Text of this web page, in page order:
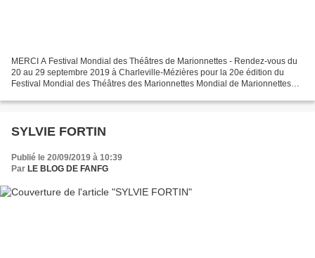
MERCI A Festival Mondial des Théâtres de Marionnettes - Rendez-vous du
20 au 29 septembre 2019 à Charleville-Mézières pour la 20e édition du
Festival Mondial des Théâtres des Marionnettes Mondial de Marionnettes
SYLVIE FORTIN
Publié le 20/09/2019 à 10:39
Par LE BLOG DE FANFG